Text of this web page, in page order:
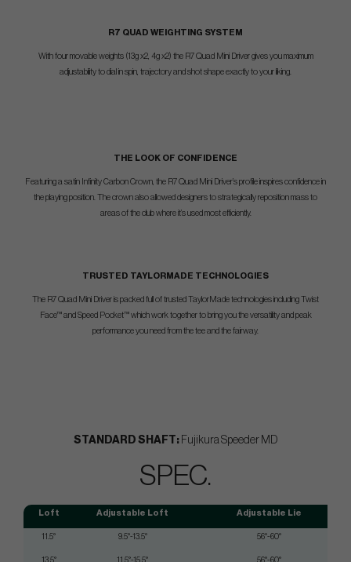
R7 QUAD WEIGHTING SYSTEM
With four movable weights (13g x2, 4g x2) the R7 Quad Mini Driver gives you maximum
adjustability to dial in spin, trajectory and shot shape exactly to your liking.
THE LOOK OF CONFIDENCE
Featuring a satin Infinity Carbon Crown, the R7 Quad Mini Driver’s profile inspires confidence in
the playing position. The crown also allowed designers to strategically reposition mass to
areas of the club where it’s used most efficiently.
TRUSTED TAYLORMADE TECHNOLOGIES
The R7 Quad Mini Driver is packed full of trusted TaylorMade technologies including Twist
Face™ and Speed Pocket™ which work together to bring you the versatility and peak
performance you need from the tee and the fairway.
STANDARD SHAFT: Fujikura Speeder MD
SPEC.
Loft Adjustable Loft Adjustable Lie
11.5° 9.5°-13.5° 56°-60°